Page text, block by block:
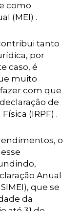
como
(MEI) .
tanto
por
caso, é
muito
com que
de
(IRPF) .
o
Anual
que se
da